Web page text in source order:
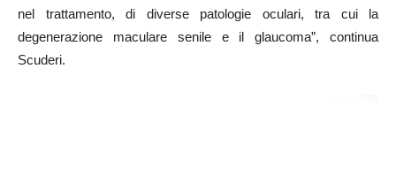
nel trattamento, di diverse patologie oculari, tra cui la
degenerazione maculare senile e il glaucoma”, continua
Scuderi.